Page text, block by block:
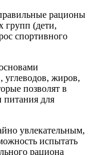
рационы
групп (дети,
спортивного
углеводов, жиров,
позволят в
питания для
увлекательным,
испытать
рациона